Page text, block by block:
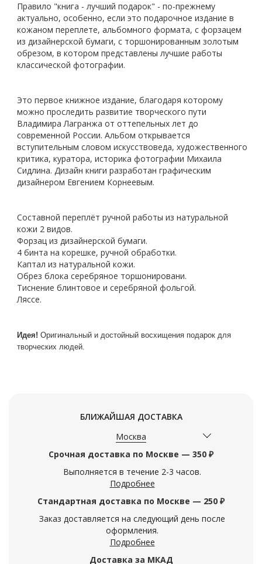
Правило "книга - лучший подарок" - по-прежнему
актуально, особенно, если это подарочное издание в
кожаном переплете, альбомного формата, с форзацем
из дизайнерской бумаги, с торшонированным золотым
обрезом, в котором представлены лучшие работы
классической фотографии.
Это первое книжное издание, благодаря которому
можно проследить развитие творческого пути
Владимира Лагранжа от оттепельных лет до
современной России. Альбом открывается
вступительным словом искусствоведа, художественного
критика, куратора, историка фотографии Михаила
Сидлина. Дизайн книги разработан графическим
дизайнером Евгением Корнеевым.
Составной переплёт ручной работы из натуральной
кожи 2 видов.
Форзац из дизайнерской бумаги.
4 бинта на корешке, ручной обработки.
Каптал из натуральной кожи.
Обрез блока серебряное торшонировани.
Тиснение блинтовое и серебряной фольгой.
Ляссе.
Идея! Оригинальный и достойный восхищения подарок для
творческих людей.
БЛИЖАЙШАЯ ДОСТАВКА
Москва
Срочная доставка по Москве — 350 ₽
Выполняется в течение 2-3 часов.
Подробнее
Стандартная доставка по Москве — 250 ₽
Заказ доставляется на следующий день после
оформления.
Подробнее
Доставка за МКАД